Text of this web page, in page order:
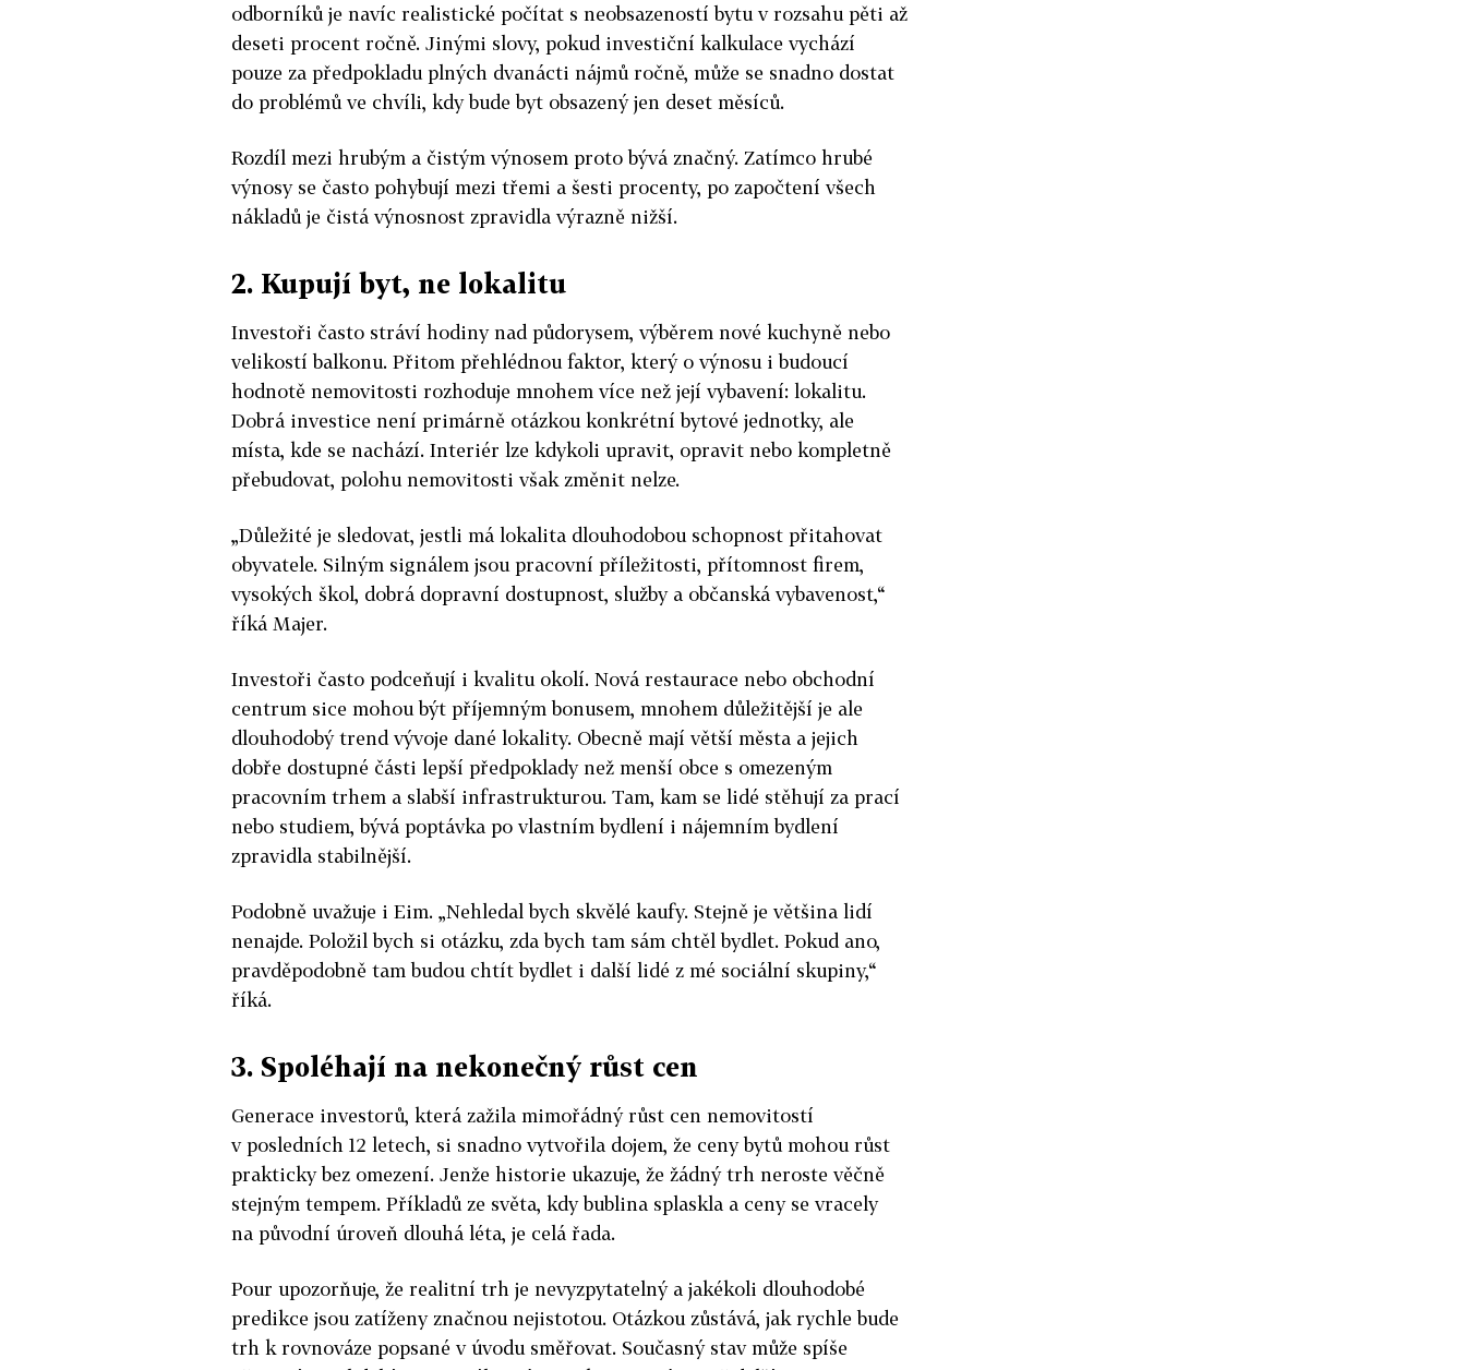
odborníků je navíc realistické počítat s neobsazeností bytu v rozsahu pěti až
deseti procent ročně. Jinými slovy, pokud investiční kalkulace vychází
pouze za předpokladu plných dvanácti nájmů ročně, může se snadno dostat
do problémů ve chvíli, kdy bude byt obsazený jen deset měsíců.
Rozdíl mezi hrubým a čistým výnosem proto bývá značný. Zatímco hrubé
výnosy se často pohybují mezi třemi a šesti procenty, po započtení všech
nákladů je čistá výnosnost zpravidla výrazně nižší.
2. Kupují byt, ne lokalitu
Investoři často stráví hodiny nad půdorysem, výběrem nové kuchyně nebo
velikostí balkonu. Přitom přehlédnou faktor, který o výnosu i budoucí
hodnotě nemovitosti rozhoduje mnohem více než její vybavení: lokalitu.
Dobrá investice není primárně otázkou konkrétní bytové jednotky, ale
místa, kde se nachází. Interiér lze kdykoli upravit, opravit nebo kompletně
přebudovat, polohu nemovitosti však změnit nelze.
„Důležité je sledovat, jestli má lokalita dlouhodobou schopnost přitahovat
obyvatele. Silným signálem jsou pracovní příležitosti, přítomnost firem,
vysokých škol, dobrá dopravní dostupnost, služby a občanská vybavenost,“
říká Majer.
Investoři často podceňují i kvalitu okolí. Nová restaurace nebo obchodní
centrum sice mohou být příjemným bonusem, mnohem důležitější je ale
dlouhodobý trend vývoje dané lokality. Obecně mají větší města a jejich
dobře dostupné části lepší předpoklady než menší obce s omezeným
pracovním trhem a slabší infrastrukturou. Tam, kam se lidé stěhují za prací
nebo studiem, bývá poptávka po vlastním bydlení i nájemním bydlení
zpravidla stabilnější.
Podobně uvažuje i Eim. „Nehledal bych skvělé kaufy. Stejně je většina lidí
nenajde. Položil bych si otázku, zda bych tam sám chtěl bydlet. Pokud ano,
pravděpodobně tam budou chtít bydlet i další lidé z mé sociální skupiny,“
říká.
3. Spoléhají na nekonečný růst cen
Generace investorů, která zažila mimořádný růst cen nemovitostí
v posledních 12 letech, si snadno vytvořila dojem, že ceny bytů mohou růst
prakticky bez omezení. Jenže historie ukazuje, že žádný trh neroste věčně
stejným tempem. Příkladů ze světa, kdy bublina splaskla a ceny se vracely
na původní úroveň dlouhá léta, je celá řada.
Pour upozorňuje, že realitní trh je nevyzpytatelný a jakékoli dlouhodobé
predikce jsou zatíženy značnou nejistotou. Otázkou zůstává, jak rychle bude
trh k rovnováze popsané v úvodu směřovat. Současný stav může spíše